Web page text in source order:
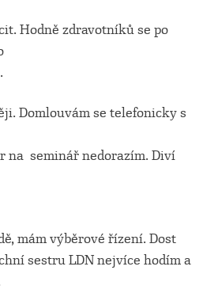
Hodně zdravotníků se po
Domlouvám se telefonicky s
na seminář nedorazím. Diví
mám výběrové řízení. Dost
sestru LDN nejvíce hodím a